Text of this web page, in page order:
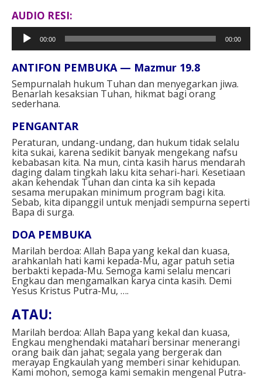
AUDIO RESI:
Pemutar
Audio
00:00 00:00
ANTIFON PEMBUKA — Mazmur 19.8⁣
Sempurnalah hukum Tuhan dan menyegarkan jiwa.
Benarlah kesaksian Tuhan, hikmat bagi orang
sederhana.⁣
PENGANTAR
Peraturan, undang-undang, dan hukum tidak selalu
kita sukai, karena sedikit banyak mengekang nafsu
kebabasan kita. Na mun, cinta kasih harus mendarah
daging dalam tingkah laku kita sehari-hari. Kesetiaan
akan kehendak Tuhan dan cinta ka sih kepada
sesama merupakan minimum program bagi kita.
Sebab, kita dipanggil untuk menjadi sempurna seperti
Bapa di surga.⁣
DOA PEMBUKA⁣
Marilah berdoa: Allah Bapa yang kekal dan kuasa,
arahkanlah hati kami kepada-Mu, agar patuh setia
berbakti kepada-Mu. Semoga kami selalu mencari
Engkau dan mengamalkan karya cinta kasih. Demi
Yesus Kristus Putra-Mu, ….⁣
ATAU: ⁣
Marilah berdoa: Allah Bapa yang kekal dan kuasa,
Engkau menghendaki matahari bersinar menerangi
orang baik dan jahat; segala yang bergerak dan
merayap Engkaulah yang memberi sinar kehidupan.
Kami mohon, semoga kami semakin mengenal Putra-